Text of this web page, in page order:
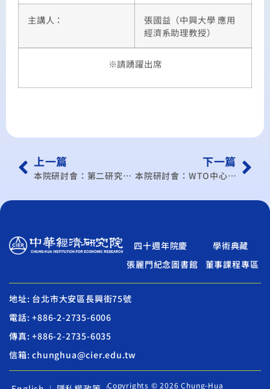
主講人：
張國益（中興大學 應用
經濟系助理教授）
※請踴躍出席
上一篇
本院研討會：第二研究所學術研討會(100/12月)
下一篇
本院研討會：WTO中心學術研討會(101/1月)
四十週年院慶
學術典藏
張麗門紀念圖書館
董事課程專區
地址: 台北市大安區長興街75號
電話: +886-2-2735-6006
傳真: +886-2-2735-6035
信箱: chunghua@cier.edu.tw
Copyrights © 2026 Chung-Hua